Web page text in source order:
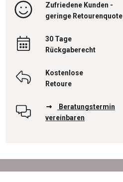
Zufriedene Kunden -
geringe Retourenquote
30 Tage
Rückgaberecht
Kostenlose
Retoure
Beratungstermin
vereinbaren